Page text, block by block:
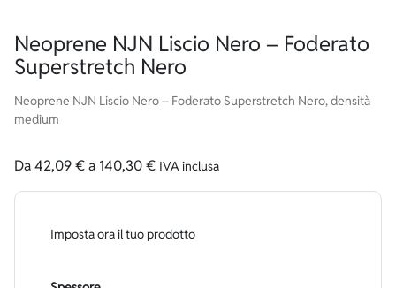
Neoprene NJN Liscio Nero – Foderato
Superstretch Nero
Neoprene NJN Liscio Nero – Foderato Superstretch Nero, densità
medium
Da42,09€a 140,30€ IVA inclusa
Imposta ora il tuo prodotto